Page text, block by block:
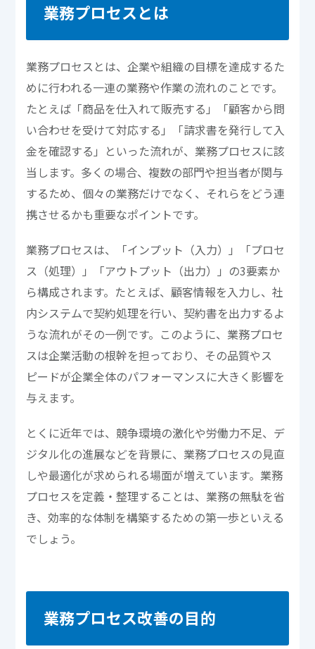
業務プロセスとは
業務プロセスとは、企業や組織の目標を達成するた
めに行われる一連の業務や作業の流れのことです。
たとえば「商品を仕入れて販売する」「顧客から問
い合わせを受けて対応する」「請求書を発行して入
金を確認する」といった流れが、業務プロセスに該
当します。多くの場合、複数の部門や担当者が関与
するため、個々の業務だけでなく、それらをどう連
携させるかも重要なポイントです。
業務プロセスは、「インプット（入力）」「プロセ
ス（処理）」「アウトプット（出力）」の3要素か
ら構成されます。たとえば、顧客情報を入力し、社
内システムで契約処理を行い、契約書を出力するよ
うな流れがその一例です。このように、業務プロセ
スは企業活動の根幹を担っており、その品質やス
ピードが企業全体のパフォーマンスに大きく影響を
与えます。
とくに近年では、競争環境の激化や労働力不足、デ
ジタル化の進展などを背景に、業務プロセスの見直
しや最適化が求められる場面が増えています。業務
プロセスを定義・整理することは、業務の無駄を省
き、効率的な体制を構築するための第一歩といえる
でしょう。
業務プロセス改善の目的